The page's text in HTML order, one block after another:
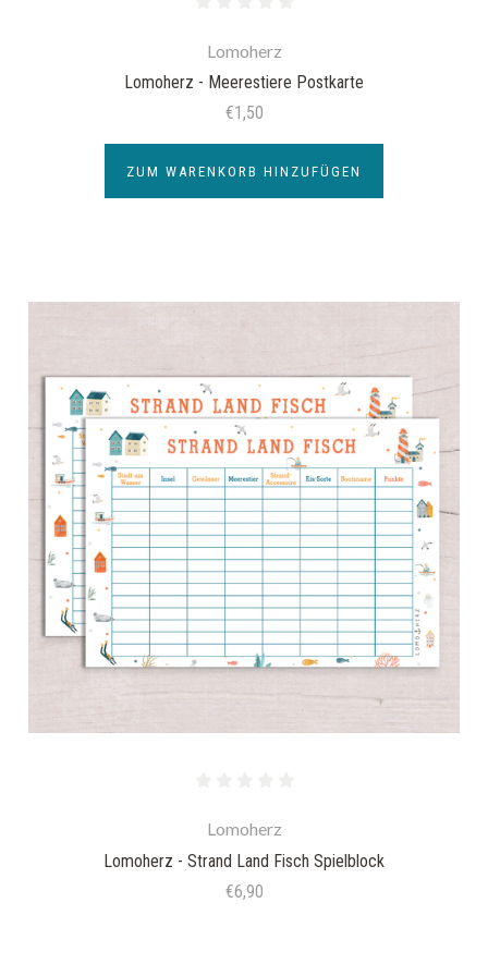
Lomoherz
Lomoherz - Meerestiere Postkarte
€1,50
ZUM WARENKORB HINZUFÜGEN
Lomoherz
Lomoherz - Strand Land Fisch Spielblock
€6,90